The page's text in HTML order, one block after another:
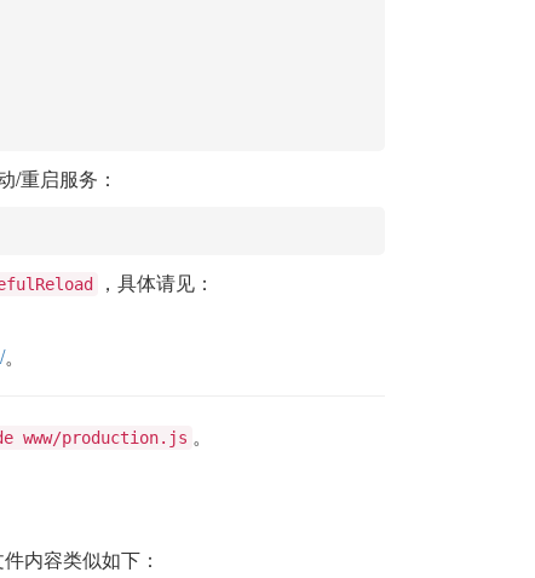
/重启服务：
，具体请见：
。
www/production.js 。
内容类似如下：